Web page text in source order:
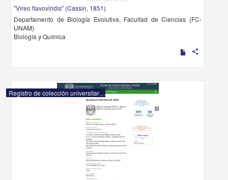
"Vireo flavoviridis" (Cassin, 1851)
Departamento de Biología Evolutiva, Facultad de Ciencias (FC-
UNAM)
Biología y Química
share
Registro de colección universitaria